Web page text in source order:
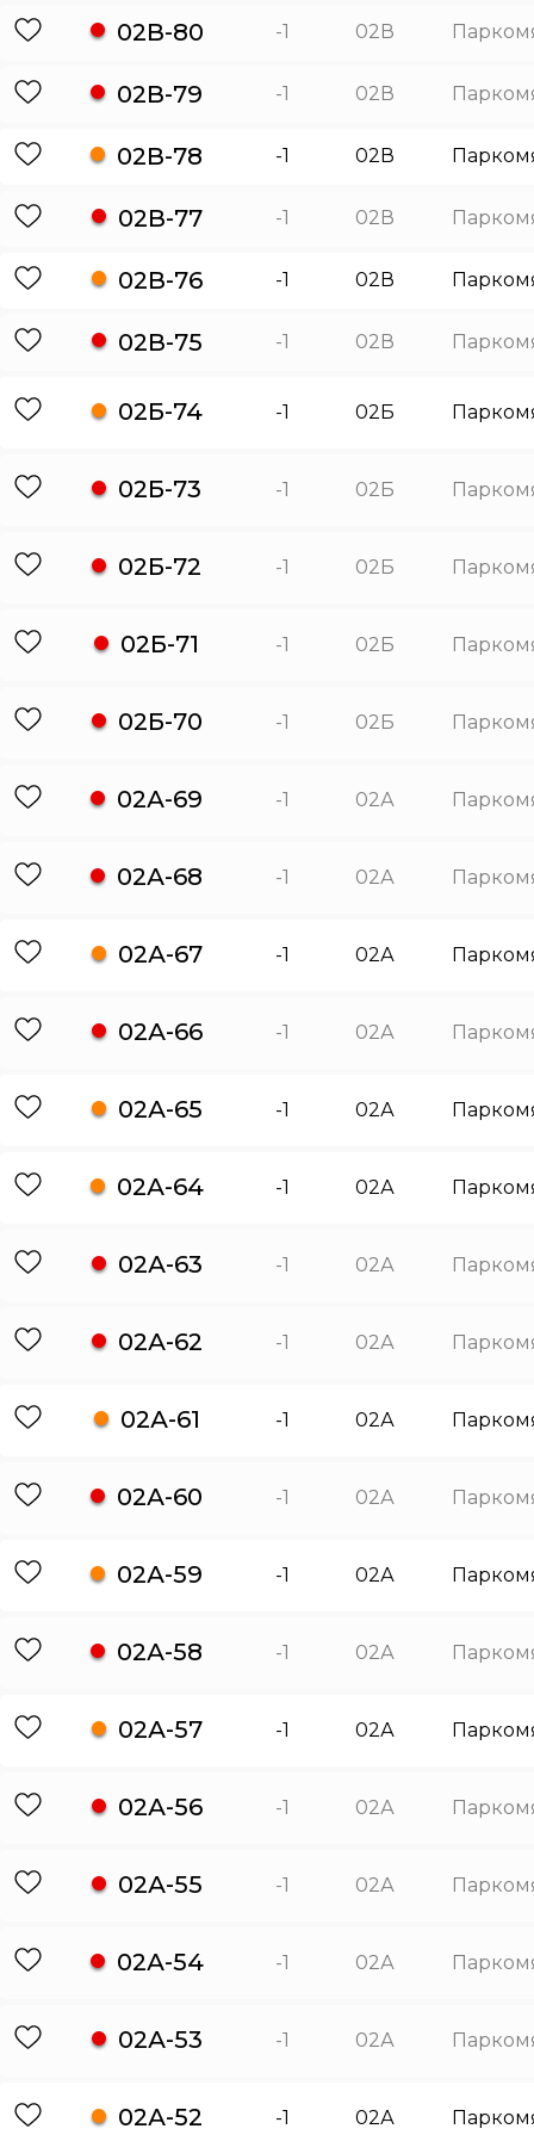
02В-80 -1 02В
02В-79 -1 02В
02В-78 -1 02В
02В-77 -1 02В
02В-76 -1 02В
02В-75 -1 02В
02Б-74 -1 02Б
02Б-73 -1 02Б
02Б-72 -1 02Б
02Б-71 -1 02Б
02Б-70 -1 02Б
02А-69 -1 02А
02А-68 -1 02А
02А-67 -1 02А
02А-66 -1 02А
02А-65 -1 02А
02А-64 -1 02А
02А-63 -1 02А
02А-62 -1 02А
02А-61 -1 02А
02А-60 -1 02А
02А-59 -1 02А
02А-58 -1 02А
02А-57 -1 02А
02А-56 -1 02А
02А-55 -1 02А
02А-54 -1 02А
02А-53 -1 02А
02А-52 -1 02А